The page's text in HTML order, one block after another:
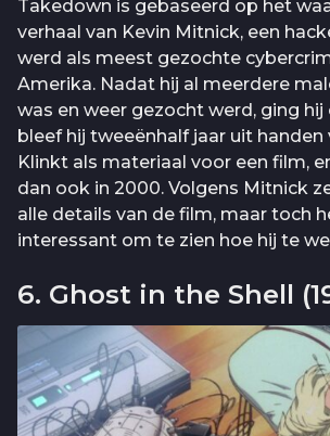
Takedown is gebaseerd op het
verhaal van Kevin Mitnick, een
werd als meest gezochte
Amerika. Nadat hij al meerdere
was en weer gezocht werd, ging hij
bleef hij tweeënhalf jaar uit handen
Klinkt als materiaal voor een film,
dan ook in 2000. Volgens Mitnick
alle details van de film, maar toch
interessant om te zien hoe hij te
6. Ghost in the Shell